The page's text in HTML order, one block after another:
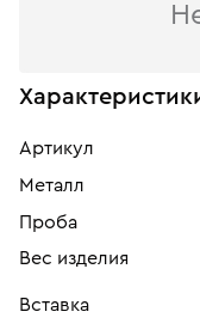
Артикул
Металл
Проба
Вес изделия
Вставка